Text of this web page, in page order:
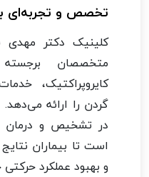
تخصص و تجربه‌ای
کلینیک دکتر مهدی
متخصصان
کایروپراکتیک،
گردن را ارائه
در تشخیص و
است تا بیماران
و بهبود عملکرد